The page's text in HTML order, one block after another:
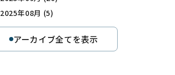
2025年08月 (5)
アーカイブ全てを表示